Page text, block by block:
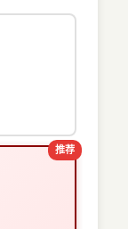
推荐